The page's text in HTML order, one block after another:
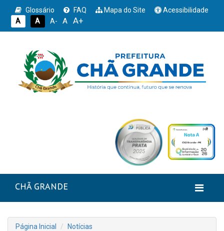
Glossário FAQ Mapa do Site
Acessibilidade
A
A A- A A+
CHÃ GRANDE
Página Inicial
Notícias